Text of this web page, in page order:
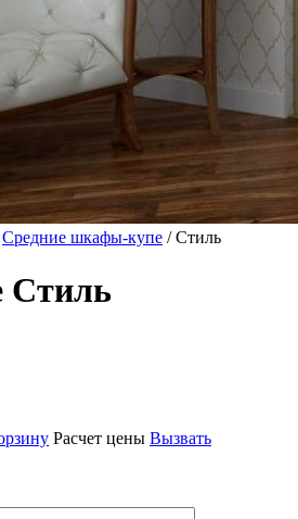
Средние шкафы-купе / Стиль
Расчет цены Вызвать